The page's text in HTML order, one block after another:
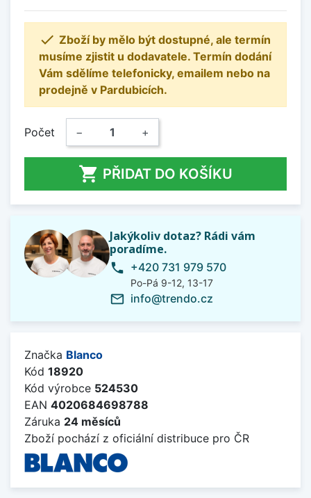
 Zboží by mělo být dostupné, ale termín
musíme zjistit u dodavatele. Termín dodání
Vám sdělíme telefonicky, emailem nebo na
prodejně v Pardubicích.
Počet − +
 PŘIDAT DO KOŠÍKU
Jakýkoliv dotaz? Rádi vám
poradíme.
phone +420 731 979 570
Po-Pá 9-12, 13-17
mail_outline info@trendo.cz
Značka Blanco
Kód 18920
Kód výrobce 524530
EAN 4020684698788
Záruka 24 měsíců
Zboží pochází z oficiální distribuce pro ČR